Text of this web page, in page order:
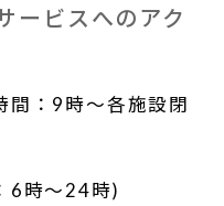
ービスへのアク
間：9時～各施設閉
6時～24時)